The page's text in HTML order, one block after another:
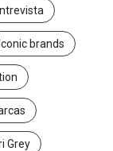
Iconic brands
Grey